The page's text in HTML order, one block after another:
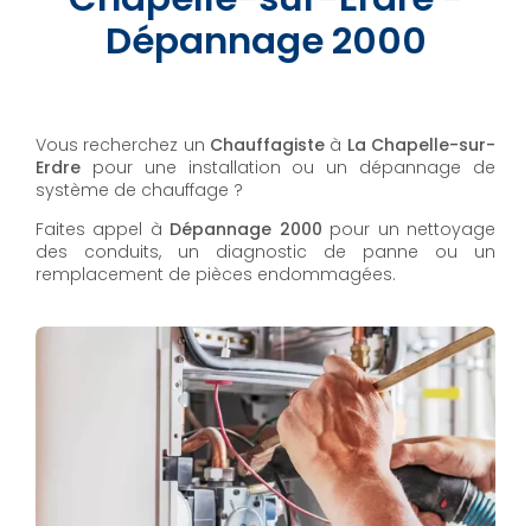
Dépannage 2000
Vous recherchez un Chauffagiste à La Chapelle-sur-
Erdre pour une installation ou un dépannage de
système de chauffage ?
Faites appel à Dépannage 2000 pour un nettoyage
des conduits, un diagnostic de panne ou un
remplacement de pièces endommagées.